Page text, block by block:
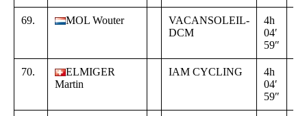
69. MOL Wouter
VACANSOLEIL-
DCM
4h
04′
59″
70.
ELMIGER
Martin
IAM CYCLING
4h
04′
59″